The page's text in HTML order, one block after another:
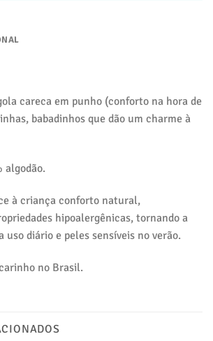
careca em punho (conforto na hora de
babadinhos que dão um charme à
algodão.
à criança conforto natural,
hipoalergênicas, tornando a
uso diário e peles sensíveis no verão.
no Brasil.